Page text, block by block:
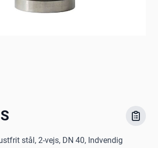
stål, 2-vejs, DN 40, Indvendig